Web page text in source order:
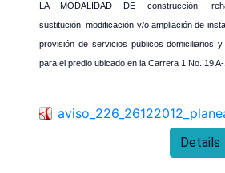
LA MODALIDAD DE construcción,
sustitución, modificación y/o ampliación de
provisión de servicios públicos domiciliarios y
para el predio ubicado en la Carrera 1 No. 19 A-
Details